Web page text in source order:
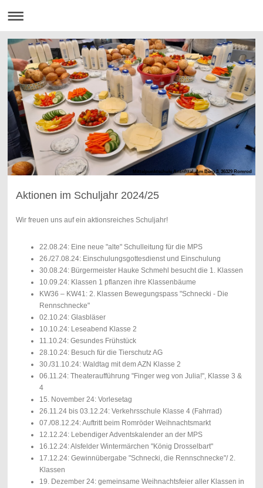
Mittelpunktschule Antrifttal, Am Berg 3, 36329 Romrod
Aktionen im Schuljahr 2024/25
Wir freuen uns auf ein aktionsreiches Schuljahr!
22.08.24: Eine neue "alte" Schulleitung für die MPS
26./27.08.24: Einschulungsgottesdienst und Einschulung
30.08.24: Bürgermeister Hauke Schmehl besucht die 1. Klassen
10.09.24: Klassen 1 pflanzen ihre Klassenbäume
KW36 – KW41: 2. Klassen Bewegungspass "Schnecki - Die
Rennschnecke"
02.10.24: Glasbläser
10.10.24: Leseabend Klasse 2
11.10.24: Gesundes Frühstück
28.10.24: Besuch für die Tierschutz AG
30./31.10.24: Waldtag mit dem AZN Klasse 2
06.11.24: Theateraufführung "Finger weg von Julia!", Klasse 3 &
4
15. November 24: Vorlesetag
26.11.24 bis 03.12.24: Verkehrsschule Klasse 4 (Fahrrad)
07./08.12.24: Auftritt beim Romröder Weihnachtsmarkt
12.12.24: L ebendiger Adventskalender an der MPS
16.12.24: Alsfelder Wintermärchen "König Drosselbart"
17.12.24: Gewinnübergabe "Schnecki, die Rennschnecke"/ 2.
Klassen
19. Dezember 24:gemeinsame Weihnachtsfeier aller Klassen in